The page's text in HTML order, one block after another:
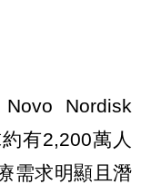
Nordisk
有2,200萬人
需求明顯且潛